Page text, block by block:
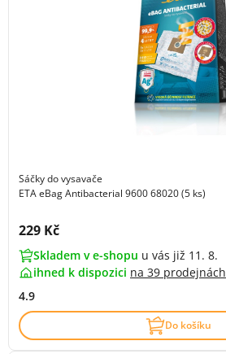
Sáčky do vysavače
ETA eBag Antibacterial 9600 68020 (5 ks)
Cena s DPH:
229 Kč
Skladem v e-shopu u vás již 11. 8.
ihned k dispozici na 39 prodejnách
4.9
Do košíku